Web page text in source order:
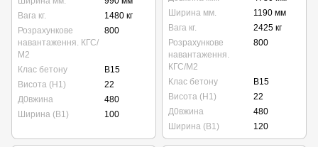
Вага кг.
1480 кг
Розрахункове
навантаження. КГС/
М2
800
Клас бетону
B15
Висота (Н1)
22
Д0вжина
480
Ширина (В1)
100
Ширина мм.
1190 мм
Вага кг.
2425 кг
Розрахункове
навантаження.
КГС/М2
800
Клас бетону
B15
Висота (Н1)
22
Д0вжина
480
Ширина (В1)
120